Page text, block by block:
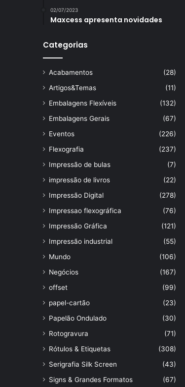
02/07/2023
Maxcess apresenta novidades
Categorias
Acabamentos
(28)
Artigos&Temas
(11)
Embalagens Flexíveis
(132)
Embalagens Gerais
(67)
Eventos
(226)
Flexografia
(237)
Impressão de bulas
(7)
impressão de livros
(22)
Impressão Digital
(278)
Impressao flexográfica
(76)
Impressão Gráfica
(121)
Impressão industrial
(55)
Mundo
(106)
Negócios
(167)
offset
(99)
papel-cartão
(23)
Papelão Ondulado
(30)
Rotogravura
(71)
Rótulos & Etiquetas
(308)
Serigrafia Silk Screen
(43)
Signs & Grandes Formatos
(67)